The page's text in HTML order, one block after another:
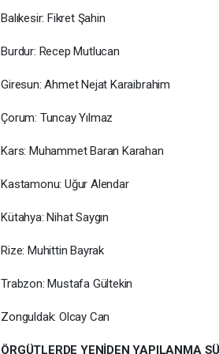
Balıkesir: Fikret Şahin
Burdur: Recep Mutlucan
Giresun: Ahmet Nejat Karaibrahim
Çorum: Tuncay Yılmaz
Kars: Muhammet Baran Karahan
Kastamonu: Uğur Alendar
Kütahya: Nihat Saygın
Rize: Muhittin Bayrak
Trabzon: Mustafa Gültekin
Zonguldak: Olcay Can
ÖRGÜTLERDE YENİDEN YAPILANMA